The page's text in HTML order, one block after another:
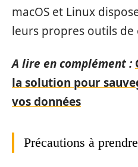
macOS et Linux
leurs propres outils de
A lire en complément :
la solution pour
vos données
Précautions à